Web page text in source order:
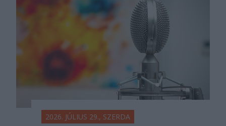
2026. JÚLIUS 29., SZERDA